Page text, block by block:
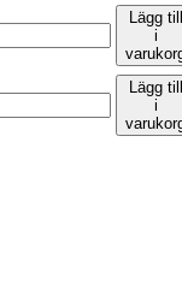
Lägg till
i
Lägg till
i